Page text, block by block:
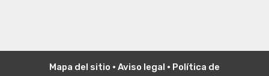
Mapa del sitio • Aviso legal • Política de